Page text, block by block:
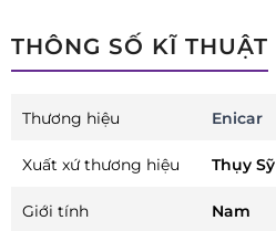
THÔNG SỐ KĨ THUẬT
Thương hiệu Enicar
Xuất xứ thương hiệu Thụy Sỹ
Giới tính Nam